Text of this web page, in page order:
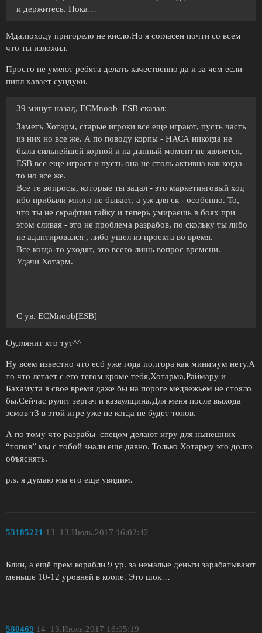
и держитесь. Пока…
Мда,походу пригорело не кисло.Но я согласен почти со всем
что ты изложил.
Просто не умеют ребята делать качественно да и за чем если
пипл хавает сундуки.
39 минут назад, ECMnoob_ESB сказал:
Заметь Хотарм, старые игроки все еще играют, пусть часть
из них но все же. А по поводу корпы - НАСА никогда не
была сильнейшей корпой и на данный момент не является,
ESB все еще играет и пусть она не столь активна как когда-
то но все же.
Все те вопросы, которые ты задал - это маркетинговый ход
ибо прибыли много не бывает, а уж для ск - особенно. То,
что ты не скрафтил тайку и теперь умираешь в боях при
этом сливая - это не проблема разрабов, по скольку ты либо
не адаптировался , либо ушел из проекта во время.
Все когда-то уходят, это всего лишь вопрос времени.
Удачи Хотарм.
С ув. ECMnoob[ESB]
Оу,глянит кто тут^^
Ну всем известно что есб уже года полтора как минимум нету.А
то что летает с его тегом кроме тебя,Хотарма,Раймару и
Бахамута в свое время даже бы на пороге медвежьем не стояло
бы.Сейчас рулит зергач и казаулщина.Для меня после выхода
эсмов т3 в этой игре уже не когда не будет топов.
А по тому что разрабы спецом делают игру для нынешних
“топов” мы с тобой знали еще давно. Только Хотарму это долго
объяснять.
p.s. я думаю мы его еще увидим.
53185221 13.Июль.2017 16:02:42
13
Блин, а ещё прем корабли 9 ур. за немалые деньги зарабатывают
меньше 10-12 уровней в коопе. Это шок…
580469 13.Июль.2017 16:05:19
14